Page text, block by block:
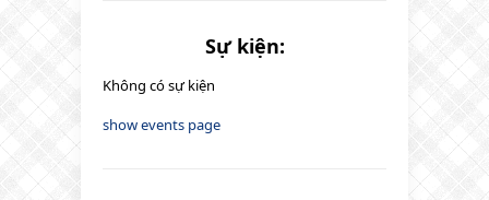
Sự kiện:
Không có sự kiện
show events page